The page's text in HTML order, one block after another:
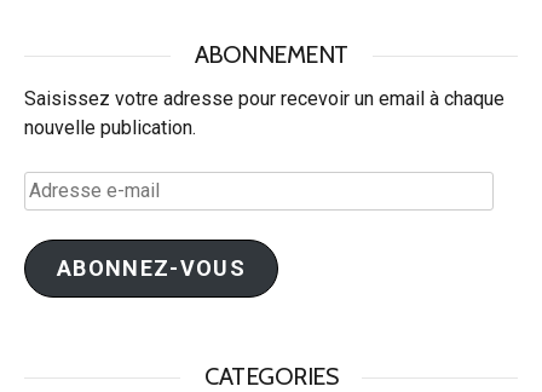
ABONNEMENT
Saisissez votre adresse pour recevoir un email à chaque
nouvelle publication.
Adresse
e-
mail
ABONNEZ-VOUS
CATEGORIES